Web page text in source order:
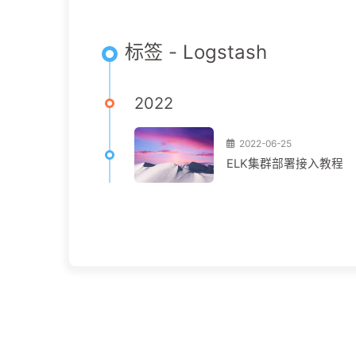
标签 - Logstash
2022
2022-06-25
ELK集群部署接入教程